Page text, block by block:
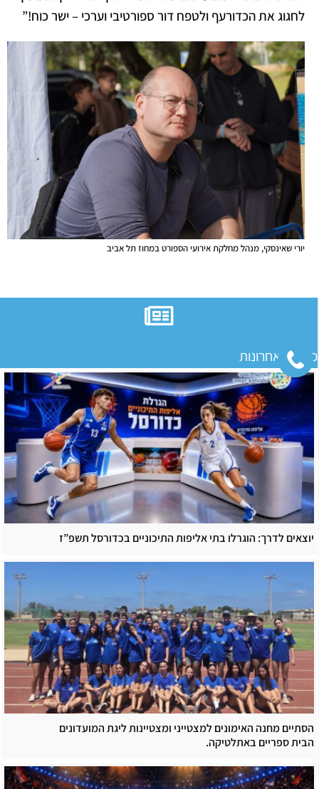
לחגוג את הכדורעף ולטפח דור ספורטיבי וערכי – ישר כוח!”
יורי שאינסקי, מנהל מחלקת אירועי הספורט במחוז תל אביב
כתבות אחרונות
יוצאים לדרך: הוגרלו בתי אליפות התיכוניים בכדורסל תשפ”ז
הסתיים מחנה האימונים למצטייני ומצטיינות ליגת המועדונים
הבית ספריים באתלטיקה.